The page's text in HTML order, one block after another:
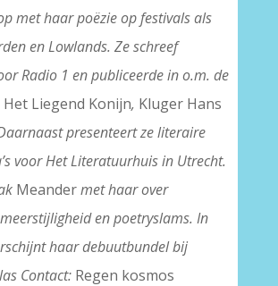
met haar poëzie op festivals als
en Lowlands. Ze schreef
Radio 1 en publiceerde in o.m. de
Het Liegend Konijn, Kluger Hans
presenteert ze literaire
voor Het Literatuurhuis in Utrecht.
Meandermet haar over
en poetryslams. In
haar debuutbundel bij
Contact: Regen kosmos